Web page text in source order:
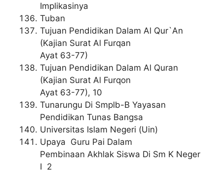
Implikasinya
Tuban
Tujuan Pendidikan Dalam Al Qur`An
(Kajian Surat Al Furqan
Ayat 63-77)
Tujuan Pendidikan Dalam Al Quran
(Kajian Surat Al Furqon
Ayat 63-77), 10
Tunarungu Di Smplb-B Yayasan
Pendidikan Tunas Bangsa
Universitas Islam Negeri (Uin)
Upaya Guru Pai Dalam
Pembinaan Akhlak Siswa Di Sm K Neger
I 2